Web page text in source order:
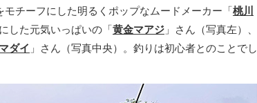
チーフにした明るくポップなムードメーカー「桃川
した元気いっぱいの「黄金マアジ 」さん（写真左）、
ダイ 」さん（写真中央）。釣りは初心者とのことでし